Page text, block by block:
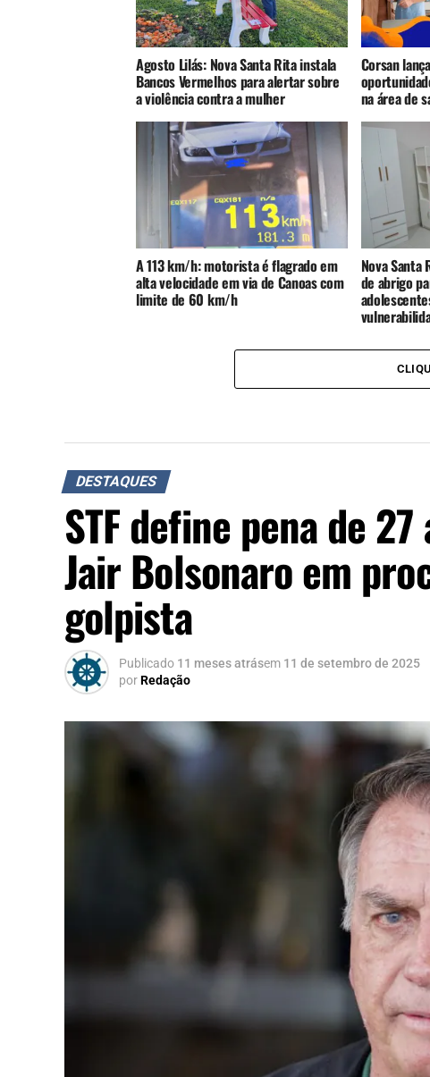
Agosto Lilás: Nova Santa Rita instala
Bancos Vermelhos para alertar sobre
a violência contra a mulher
Corsan
na área de
A 113 km/h: motorista é flagrado em
alta velocidade em via de Canoas com
limite de 60 km/h
Nova Santa
de abrigo
DESTAQUES
STF define pena de
Jair Bolsonaro em
golpista
Publicado 11 meses atrásem 11 de setembro de 2025
porRedação